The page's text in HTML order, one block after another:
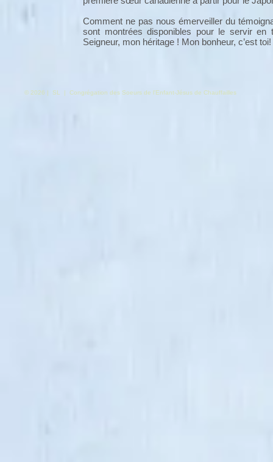
Comment ne pas nous émerveiller du
sont montrées disponibles pour le servir
Seigneur, mon héritage ! Mon bonheur, c’est toi!
© 2026 | SL | Congrégation des Soeurs de l'Enfant-Jésus de Chauffailles